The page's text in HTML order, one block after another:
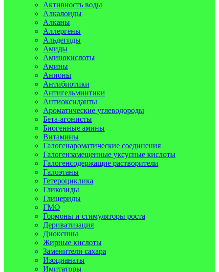
Активность воды
Алкалоиды
Алканы
Аллергены
Альдегиды
Амиды
Аминокислоты
Амины
Анионы
Антибиотики
Антигельминтики
Антиоксиданты
Ароматические углеводороды
Бета-агонисты
Биогенные амины
Витамины
Галогенароматические соединения
Галогензамещенные уксусные кислоты
Галогенсодержащие растворители
Галоэтаны
Гетероциклика
Гликозиды
Глицериды
ГМО
Гормоны и стимуляторы роста
Дериватизация
Диоксины
Жирные кислоты
Заменители сахара
Изоцианаты
Имитаторы